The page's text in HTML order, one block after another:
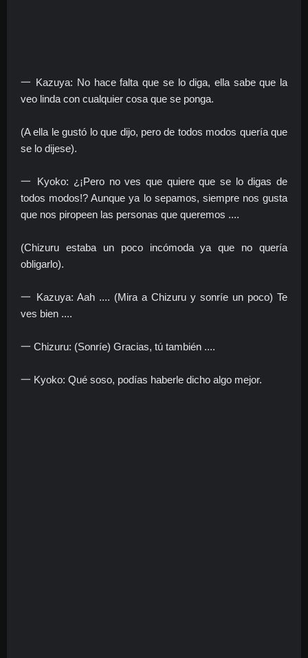
一 Kazuya: No hace falta que se lo diga, ella sabe que la
veo linda con cualquier cosa que se ponga.
(A ella le gustó lo que dijo, pero de todos modos quería que
se lo dijese).
一 Kyoko: ¿¡Pero no ves que quiere que se lo digas de
todos modos!? Aunque ya lo sepamos, siempre nos gusta
que nos piropeen las personas que queremos ....
(Chizuru estaba un poco incómoda ya que no quería
obligarlo).
一 Kazuya: Aah .... (Mira a Chizuru y sonríe un poco) Te
ves bien ....
一 Chizuru: (Sonríe) Gracias, tú también ....
一 Kyoko: Qué soso, podías haberle dicho algo mejor.